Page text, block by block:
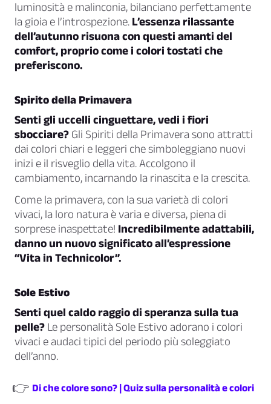
luminosità e malinconia, bilanciano perfettamente
la gioia e l’introspezione. L’essenza rilassante
dell’autunno risuona con questi amanti del
comfort, proprio come i colori tostati che
preferiscono.
Spirito della Primavera
Senti gli uccelli cinguettare, vedi i fiori
sbocciare? Gli Spiriti della Primavera sono attratti
dai colori chiari e leggeri che simboleggiano nuovi
inizi e il risveglio della vita. Accolgono il
cambiamento, incarnando la rinascita e la crescita.
Come la primavera, con la sua varietà di colori
vivaci, la loro natura è varia e diversa, piena di
sorprese inaspettate! Incredibilmente adattabili,
danno un nuovo significato all’espressione
“Vita in Technicolor”.
Sole Estivo
Senti quel caldo raggio di speranza sulla tua
pelle? Le personalità Sole Estivo adorano i colori
vivaci e audaci tipici del periodo più soleggiato
dell’anno.
👉 Di che colore sono? | Quiz sulla personalità e colori